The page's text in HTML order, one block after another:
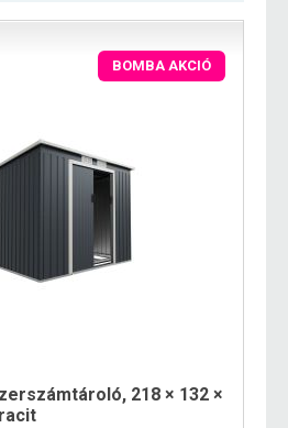
BOMBA AKCIÓ
218 × 132 ×